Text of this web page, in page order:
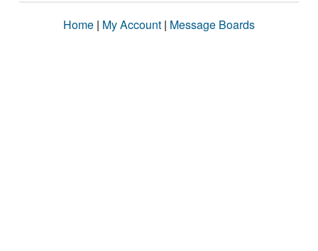
Home | My Account | Message Boards